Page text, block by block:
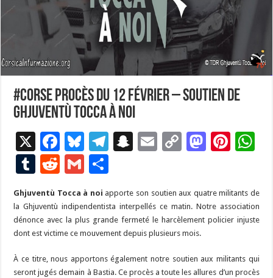
#Corse Procès du 12 février – Soutien de
Ghjuventù Tocca à Noi
X
F
ac
e
b
o
o
k
Bl
u
es
ky
T
gr
a
m
S
p
c
h
at
E
l
C
y
Li
n
k
M
d
o
Pi
es
t
p
T
m
bl
r
R
d
di
t
G
m
ai
l
ta
g
er
Ghjuventù Tocca à noi apporte son soutien aux quatre militants de
la Ghjuventù indipendentista interpellés ce matin. Notre association
dénonce avec la plus grande fermeté le harcèlement policier injuste
dont est victime ce mouvement depuis plusieurs mois.
À ce titre, nous apportons également notre soutien aux militants qui
seront jugés demain à Bastia. Ce procès a toute les allures d’un procès